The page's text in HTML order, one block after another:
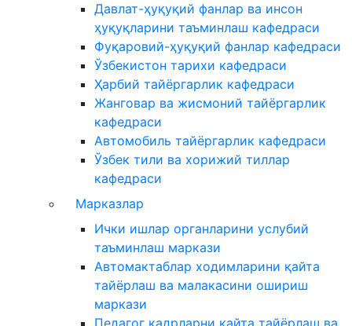
Давлат-ҳуқуқий фанлар ва инсон
ҳуқуқларини таъминлаш кафедраси
Фуқаровий-ҳуқуқий фанлар кафедраси
Ўзбекистон тарихи кафедраси
Ҳарбий тайёргарлик кафедраси
Жанговар ва жисмоний тайёргарлик
кафедраси
Автомобиль тайёргарлик кафедраси
Ўзбек тили ва хорижий тиллар
кафедраси
Марказлар
Ички ишлар органларини услубий
таъминлаш маркази
Автомактаблар ходимларини қайта
тайёрлаш ва малакасини ошириш
маркази
Педагог кадрларни қайта тайёрлаш ва